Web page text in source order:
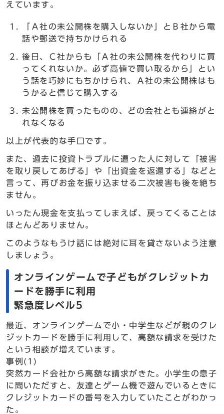
えています。
「Ａ社の未公開株を購入しないか」とＢ社から電
話や郵送で持ちかけられる
後日、Ｃ社からも「Ａ社の未公開株を代わりに買
ってくれないか。必ず高値で買い取るから」とい
う話を巧妙にもちかけられ、Ａ社の未公開株はも
うかると信じて購入する
未公開株を買ったものの、どの会社とも連絡がと
れなくなる
以上が代表的な手口です。
また、過去に投資トラブルに遭った人に対して「被害
を取り戻してあげる」や「出資金を返還する」などと
言って、再びお金を振り込ませる二次被害も後を絶ち
ません。
いったん現金を支払ってしまえば、戻ってくることは
ほとんどありません。
このようなもうけ話には絶対に耳を貸さないよう注意
しましょう。
オンラインゲームで子どもがクレジットカ
ードを勝手に利用
緊急度レベル5
最近、オンラインゲームで小・中学生などが親のクレ
ジットカードを勝手に利用して、高額な請求を受けた
という相談が増えています。
事例(1)
突然カード会社から高額な請求がきた。小学生の息子
に問いただすと、友達とゲーム機で遊んでいるときに
クレジットカードの番号を入力していたことがわかっ
た。